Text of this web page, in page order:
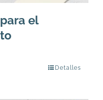
el
Detalles